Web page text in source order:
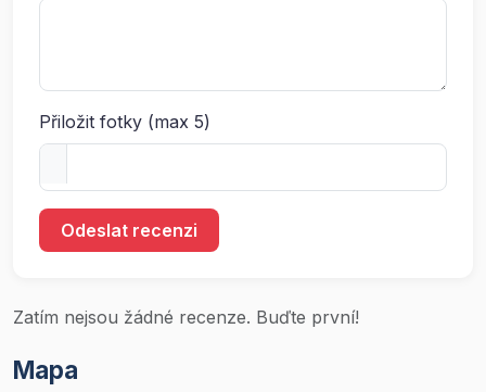
Přiložit fotky (max 5)
Odeslat recenzi
Zatím nejsou žádné recenze. Buďte první!
Mapa